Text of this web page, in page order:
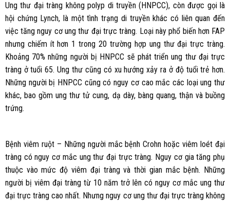
Ung thư đại tràng không polyp di truyền (HNPCC), còn được gọi là
hội chứng Lynch, là một tình trạng di truyền khác có liên quan đến
việc tăng nguy cơ ung thư đại trực tràng. Loại này phổ biến hơn FAP
nhưng chiếm ít hơn 1 trong 20 trường hợp ung thư đại trực tràng.
Khoảng 70% những người bị HNPCC sẽ phát triển ung thư đại trực
tràng ở tuổi 65. Ung thư cũng có xu hướng xảy ra ở độ tuổi trẻ hơn.
Những người bị HNPCC cũng có nguy cơ cao mắc các loại ung thư
khác, bao gồm ung thư tử cung, dạ dày, bàng quang, thận và buồng
trứng.
Bệnh viêm ruột – Những người mắc bệnh Crohn hoặc viêm loét đại
tràng có nguy cơ mắc ung thư đại trực tràng. Nguy cơ gia tăng phụ
thuộc vào mức độ viêm đại tràng và thời gian mắc bệnh. Những
người bị viêm đại tràng từ 10 năm trở lên có nguy cơ mắc ung thư
đại trực tràng cao nhất. Nhưng nguy cơ ung thư đại trực tràng không